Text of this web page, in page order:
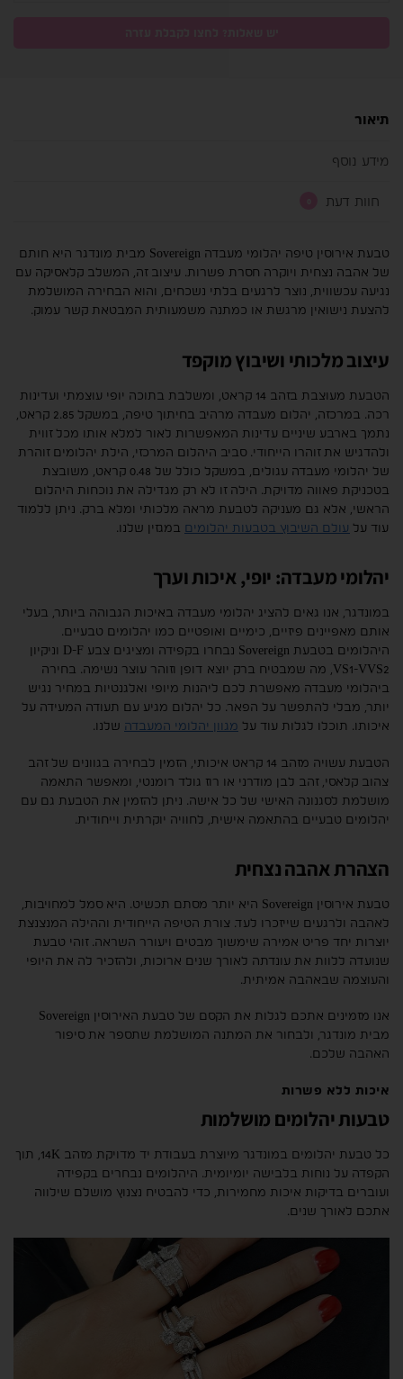
תיאור
מידע נוסף
חוות דעת
טבעת אירוסין טיפה יהלומי מעבדה Sovereign מבית מונדגר היא חותם
של אהבה נצחית ויוקרה חסרת פשרות. עיצוב זה, המשלב קלאסיקה עם
נגיעה עכשווית, נוצר לרגעים בלתי נשכחים, והוא הבחירה המושלמת
להצעת נישואין מרגשת או כמתנה משמעותית המבטאת קשר עמוק.
עיצוב מלכותי ושיבוץ מוקפד
הטבעת מעוצבת בזהב 14 קראט, ומשלבת בתוכה יופי עוצמתי ועדינות
רכה. במרכזה, יהלום מעבדה מרהיב בחיתוך טיפה, במשקל 2.85 קראט,
נתמך בארבע שיניים עדינות המאפשרות לאור למלא אותו מכל זווית
ולהדגיש את זוהרו הייחודי. סביב היהלום המרכזי, הילת יהלומים זוהרת
של יהלומי מעבדה עגולים, במשקל כולל של 0.48 קראט, משובצת
בטכניקת פאווה מדויקת. הילה זו לא רק מגדילה את נוכחות היהלום
הראשי, אלא גם מעניקה לטבעת מראה מלכותי ומלא ברק. ניתן ללמוד
עוד על עולם השיבוץ בטבעות יהלומים במגזין שלנו.
יהלומי מעבדה: יופי, איכות וערך
במונדגר, אנו גאים להציג יהלומי מעבדה באיכות הגבוהה ביותר, בעלי
אותם מאפיינים פיזיים, כימיים ואופטיים כמו יהלומים טבעיים.
היהלומים בטבעת Sovereign נבחרו בקפידה ומציגים צבע D-F וניקיון
VS1-VVS2, מה שמבטיח ברק יוצא דופן וזוהר עוצר נשימה. בחירה
ביהלומי מעבדה מאפשרת לכם ליהנות מיופי ואלגנטיות במחיר נגיש
יותר, מבלי להתפשר על הפאר. כל יהלום מגיע עם תעודה המעידה על
איכותו. תוכלו לגלות עוד על מגוון יהלומי המעבדה שלנו.
הטבעת עשויה מזהב 14 קראט איכותי, הזמין לבחירה בגוונים של זהב
צהוב קלאסי, זהב לבן מודרני או רוז גולד רומנטי, ומאפשר התאמה
מושלמת לסגנונה האישי של כל אישה. ניתן להזמין את הטבעת גם עם
יהלומים טבעיים בהתאמה אישית, לחוויה יוקרתית וייחודית.
הצהרת אהבה נצחית
טבעת אירוסין Sovereign היא יותר מסתם תכשיט. היא סמל למחויבות,
לאהבה ולרגעים שייזכרו לעד. צורת הטיפה הייחודית וההילה המנצנצת
יוצרות יחד פריט אמירה שימשוך מבטים ויעורר השראה. זוהי טבעת
שנועדה ללוות את עונדתה לאורך שנים ארוכות, ולהזכיר לה את היופי
והעוצמה שבאהבה אמיתית.
אנו מזמינים אתכם לגלות את הקסם של טבעת האירוסין Sovereign
מבית מונדגר, ולבחור את המתנה המושלמת שתספר את סיפור
האהבה שלכם.
איכות ללא פשרות
טבעות יהלומים מושלמות
כל טבעת יהלומים במונדגר מיוצרת בעבודת יד מדויקת מזהב 14K, תוך
הקפדה על נוחות בלבישה יומיומית. היהלומים נבחרים בקפידה
ועוברים בדיקות איכות מחמירות, כדי להבטיח נצנוץ מושלם שילווה
אתכם לאורך שנים.